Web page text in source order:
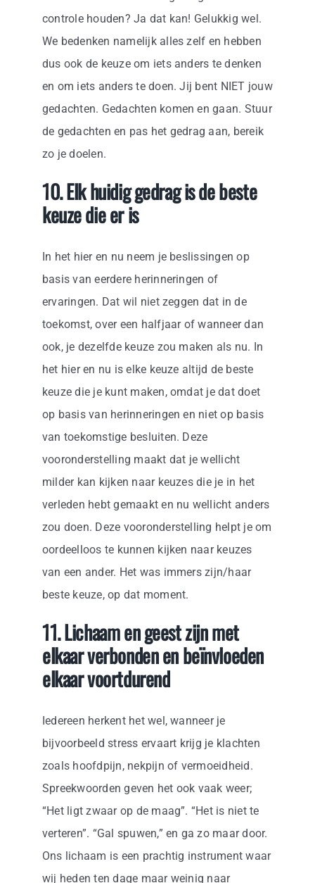
controle houden? Ja dat kan! Gelukkig wel.
We bedenken namelijk alles zelf en hebben
dus ook de keuze om iets anders te denken
en om iets anders te doen. Jij bent NIET jouw
gedachten. Gedachten komen en gaan. Stuur
de gedachten en pas het gedrag aan, bereik
zo je doelen.
10. Elk huidig gedrag is de beste
keuze die er is
In het hier en nu neem je beslissingen op
basis van eerdere herinneringen of
ervaringen. Dat wil niet zeggen dat in de
toekomst, over een halfjaar of wanneer dan
ook, je dezelfde keuze zou maken als nu. In
het hier en nu is elke keuze altijd de beste
keuze die je kunt maken, omdat je dat doet
op basis van herinneringen en niet op basis
van toekomstige besluiten. Deze
vooronderstelling maakt dat je wellicht
milder kan kijken naar keuzes die je in het
verleden hebt gemaakt en nu wellicht anders
zou doen. Deze vooronderstelling helpt je om
oordeelloos te kunnen kijken naar keuzes
van een ander. Het was immers zijn/haar
beste keuze, op dat moment.
11. Lichaam en geest zijn met
elkaar verbonden en beïnvloeden
elkaar voortdurend
Iedereen herkent het wel, wanneer je
bijvoorbeeld stress ervaart krijg je klachten
zoals hoofdpijn, nekpijn of vermoeidheid.
Spreekwoorden geven het ook vaak weer;
“Het ligt zwaar op de maag”. “Het is niet te
verteren”. “Gal spuwen,” en ga zo maar door.
Ons lichaam is een prachtig instrument waar
wij heden ten dage maar weinig naar